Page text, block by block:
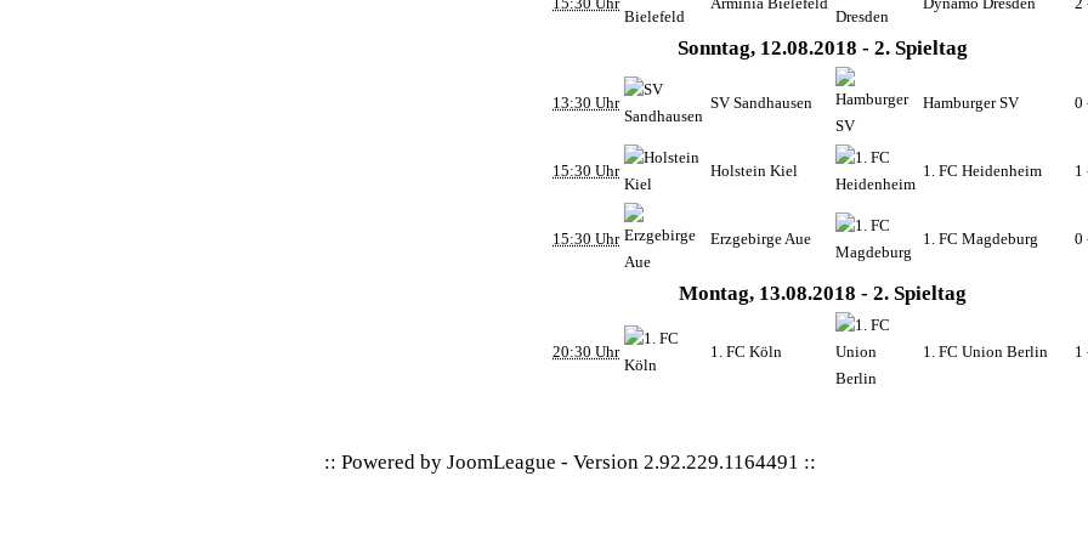
Sonntag, 12.08.2018 - 2. Spieltag
13:30 Uhr SV Sandhausen Hamburger SV 0
15:30 Uhr Holstein Kiel 1. FC Heidenheim 1
15:30 Uhr Erzgebirge Aue 1. FC Magdeburg 0
Montag, 13.08.2018 - 2. Spieltag
20:30 Uhr 1. FC Köln 1. FC Union Berlin 1
:: Powered byJoomLeague -Version 2.92.229.1164491 ::